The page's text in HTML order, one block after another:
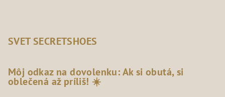
SVET SECRETSHOES
Môj odkaz na dovolenku: Ak si obutá, si
oblečená až príliš! ☀️